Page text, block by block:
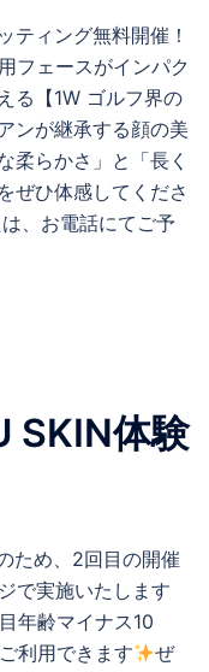
ティング無料開催！
フェースがインパク
る【1W ゴルフ界の
ンが継承する顔の美
柔らかさ」と「長く
ぜひ体感してくださ
、お電話にてご予
SKIN体験
ため、2回目の開催
で実施いたします
年齢マイナス10
利用できます
ぜ